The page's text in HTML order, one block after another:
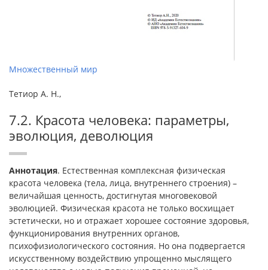
Множественный мир
Тетиор А. Н.,
7.2. Красота человека: параметры,
эволюция, деволюция
Аннотация. Естественная комплексная физическая
красота человека (тела, лица, внутреннего строения) –
величайшая ценность, достигнутая многовековой
эволюцией. Физическая красота не только восхищает
эстетически, но и отражает хорошее состояние здоровья,
функционирования внутренних органов,
психофизиологического состояния. Но она подвергается
искусственному воздействию упрощенно мыслящего